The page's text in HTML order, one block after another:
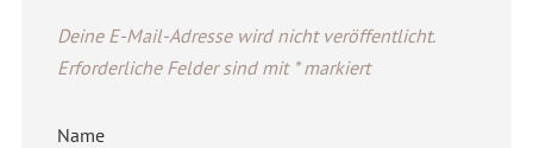
Deine E-Mail-Adresse wird nicht veröffentlicht.
Erforderliche Felder sind mit *markiert
Name